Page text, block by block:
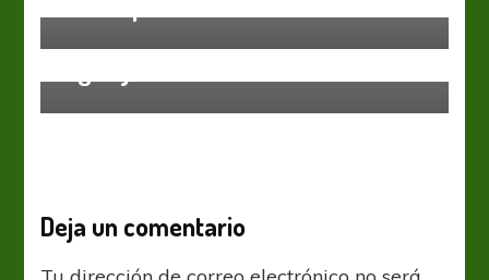
Deja un comentario